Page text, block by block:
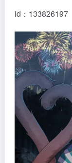
id：133826197